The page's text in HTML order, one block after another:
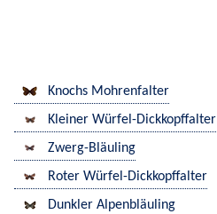
Knochs Mohrenfalter
Kleiner Würfel-Dickkopffalter
Zwerg-Bläuling
Roter Würfel-Dickkopffalter
Dunkler Alpenbläuling